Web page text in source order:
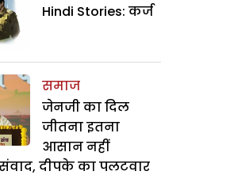
Hindi Stories: कर्ज
समाज
जेनजी का दिल
जीतना इतना
आसान नहीं
दीपके का पलटवार